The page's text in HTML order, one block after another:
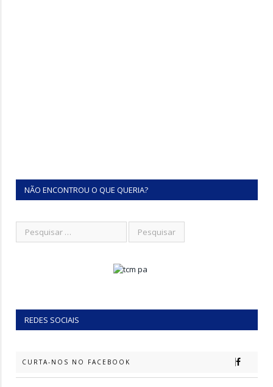
NÃO ENCONTROU O QUE QUERIA?
REDES SOCIAIS
CURTA-NOS NO FACEBOOK